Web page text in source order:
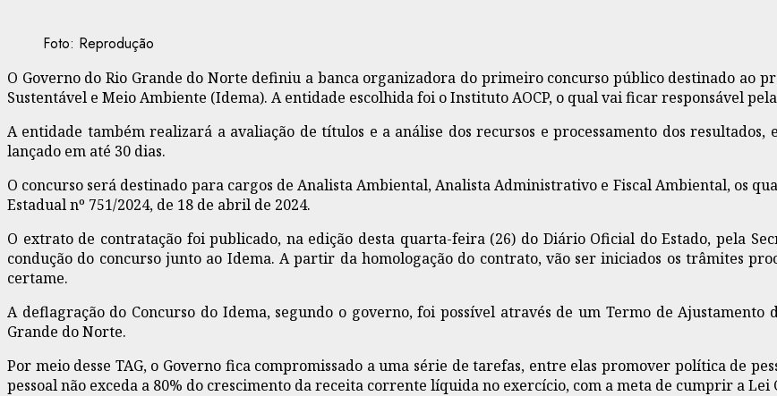
Foto: Reprodução
O Governo do Rio Grande do Norte definiu a banca organizadora do primeiro concurso público destinado ao
Sustentável e Meio Ambiente (Idema). A entidade escolhida foi o Instituto AOCP, o qual vai ficar responsável
A entidade também realizará a avaliação de títulos e a análise dos recursos e processamento dos
lançado em até 30 dias.
O concurso será destinado para cargos de Analista Ambiental, Analista Administrativo e Fiscal Ambiental, os
Estadual nº 751/2024, de 18 de abril de 2024.
O extrato de contratação foi publicado, na edição desta quarta-feira (26) do Diário Oficial do Estado, pela
condução do concurso junto ao Idema. A partir da homologação do contrato, vão ser iniciados os trâmites
certame.
A deflagração do Concurso do Idema, segundo o governo, foi possível através de um Termo de Ajustamento
Grande do Norte.
Por meio desse TAG, o Governo fica compromissado a uma série de tarefas, entre elas promover política de
pessoal não exceda a 80% do crescimento da receita corrente líquida no exercício, com a meta de cumprir a Lei